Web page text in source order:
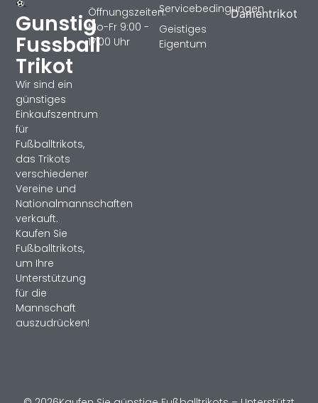
Gunstig
Fussball
Trikot
Wir sind ein
günstiges
Einkaufszentrum
für
Fußballtrikots,
das Trikots
verschiedener
Vereine und
Nationalmannschaften
verkauft.
Kaufen Sie
Fußballtrikots,
um Ihre
Unterstützung
für die
Mannschaft
auszudrücken!
Damentrikot
Servicebedingungen
Geistiges
Eigentum
Öffnungszeiten:
Mo-Fr 9:00 -
17:00 Uhr